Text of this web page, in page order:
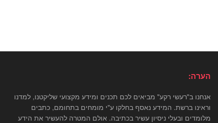
הערה:
אנחנו ב"רעשי רקע" מביאים לכם תכנים ומידע מקצועי שליקטנו, למדנו
וראינו ברשת. המידע נאסף בחלקו ע"י מומחים בתחומם, כתבים
מלומדים ובעלי ניסיון עשיר בכתיבה. אולם המטרה להעשיר את הידע